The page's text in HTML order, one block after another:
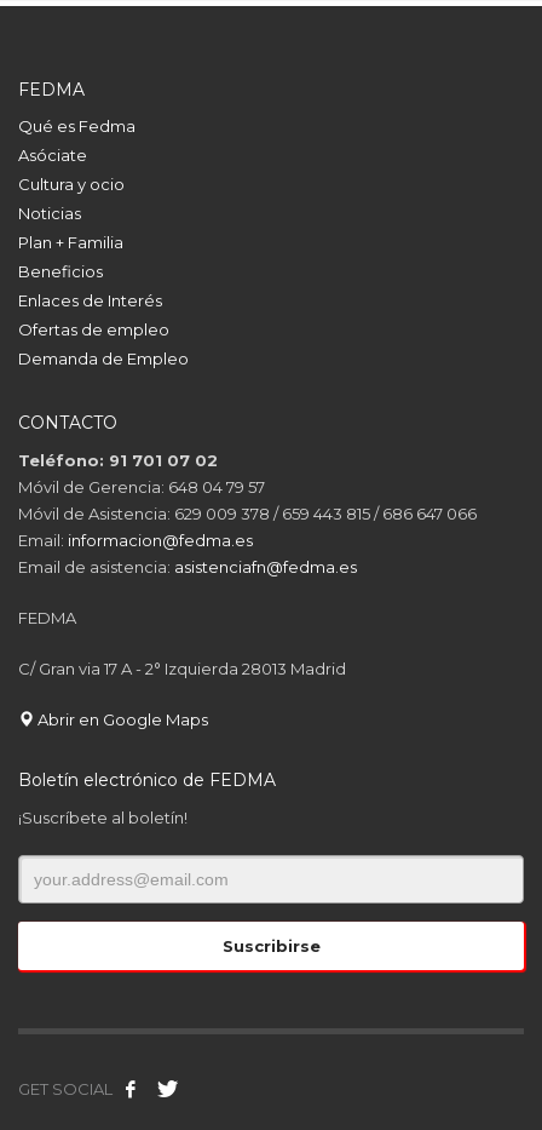
FEDMA
Qué es Fedma
Asóciate
Cultura y ocio
Noticias
Plan + Familia
Beneficios
Enlaces de Interés
Ofertas de empleo
Demanda de Empleo
CONTACTO
Teléfono: 91 701 07 02
Móvil de Gerencia: 648 04 79 57
Móvil de Asistencia: 629 009 378 / 659 443 815 / 686 647 066
Email: informacion@fedma.es
Email de asistencia: asistenciafn@fedma.es
FEDMA
C/ Gran via 17 A - 2° Izquierda 28013 Madrid
Abrir en Google Maps
Boletín electrónico de FEDMA
¡Suscríbete al boletín!
GET SOCIAL